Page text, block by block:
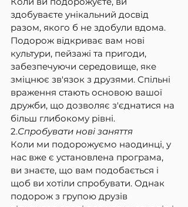
здобуваєте унікальний досвід
разом, якого б не здобули вдома.
Подорож відкриває вам нові
культури, пейзажі та пригоди,
забезпечуючи середовище, яке
зміцнює зв'язок з друзями. Спільні
враження стають основою вашої
дружби, що дозволяє з'єднатися на
більш глибокому рівні.
2.Спробувати нові заняття
Коли ми подорожуємо наодинці, у
нас вже є установлена програма,
ви знаєте, що вам подобається і
щоб ви хотіли спробувати. Однак
подорож з групою друзів